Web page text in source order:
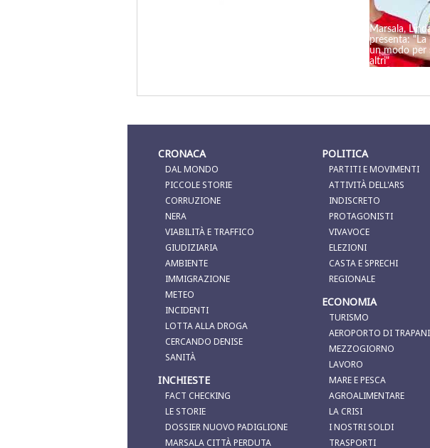
Marsala,
presenta: "La
un modo per
altri"
CRONACA
DAL MONDO
PICCOLE STORIE
CORRUZIONE
NERA
VIABILITÀ E TRAFFICO
GIUDIZIARIA
AMBIENTE
IMMIGRAZIONE
METEO
INCIDENTI
LOTTA ALLA DROGA
CERCANDO DENISE
SANITÀ
INCHIESTE
FACT CHECKING
LE STORIE
DOSSIER NUOVO PADIGLIONE
MARSALA CITTÀ PERDUTA
POLITICA
PARTITI E MOVIMENTI
ATTIVITÀ DELL'ARS
INDISCRETO
PROTAGONISTI
VIVAVOCE
ELEZIONI
CASTA E SPRECHI
REGIONALE
ECONOMIA
TURISMO
AEROPORTO DI TRAPANI
MEZZOGIORNO
LAVORO
MARE E PESCA
AGROALIMENTARE
LA CRISI
I NOSTRI SOLDI
TRASPORTI